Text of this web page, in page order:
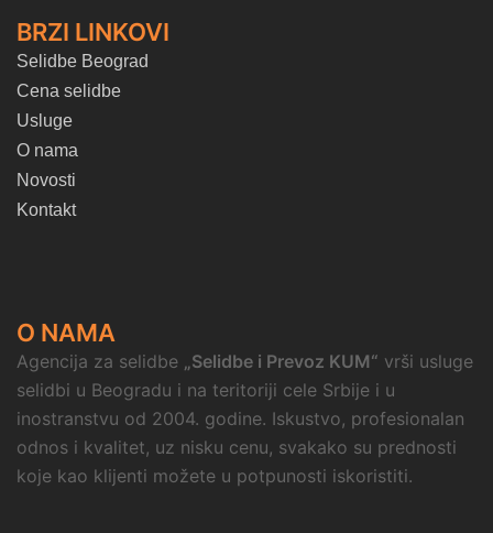
BRZI LINKOVI
Selidbe Beograd
Cena selidbe
Usluge
O nama
Novosti
Kontakt
O NAMA
Agencija za selidbe „Selidbe i Prevoz KUM“ vrši usluge
selidbi u Beogradu i na teritoriji cele Srbije i u
inostranstvu od 2004. godine. Iskustvo, profesionalan
odnos i kvalitet, uz nisku cenu, svakako su prednosti
koje kao klijenti možete u potpunosti iskoristiti.